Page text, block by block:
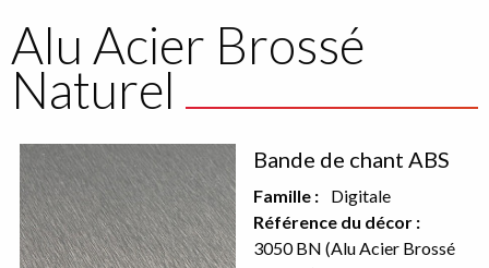
are
here
Alu Acier Brossé
Naturel
Décor
recto
Bande de chant ABS
Famille :
Digitale
Référence du décor :
3050 BN (Alu Acier Brossé